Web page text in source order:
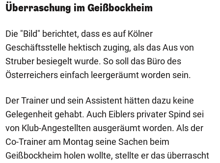
Überraschung im Geißbockheim
Die "Bild" berichtet, dass es auf Kölner
Geschäftsstelle hektisch zuging, als das Aus von
Struber besiegelt wurde. So soll das Büro des
Österreichers einfach leergeräumt worden sein.
Der Trainer und sein Assistent hätten dazu keine
Gelegenheit gehabt. Auch Eiblers privater Spind sei
von Klub-Angestellten ausgeräumt worden. Als der
Co-Trainer am Montag seine Sachen beim
Geißbockheim holen wollte, stellte er das überrascht